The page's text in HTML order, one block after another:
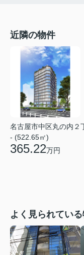
近隣の物件
名古屋市中区丸の内２
- (522.65㎡)
365.22万円
よく見られてい